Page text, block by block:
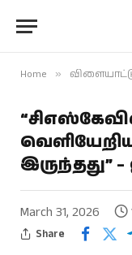
Home »
March 31, 2026
Share